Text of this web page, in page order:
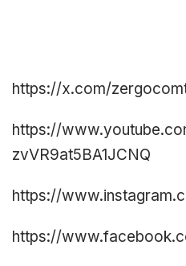
https://x.com/
https://
zvVR9at5BA1JCNQ
https://
https://